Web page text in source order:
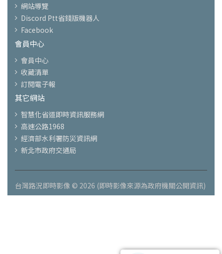
網站導覽
Discord Ptt省錢版機器人
Facebook
會員中心
會員中心
收藏清單
訂閱電子報
其它網站
智慧化省道即時資訊服務網
高速公路1968
經濟部水利署防災資訊網
新北市政府交通局
台灣路況即時影像 © 2026 (即時影像來源為政府機關公開資訊)